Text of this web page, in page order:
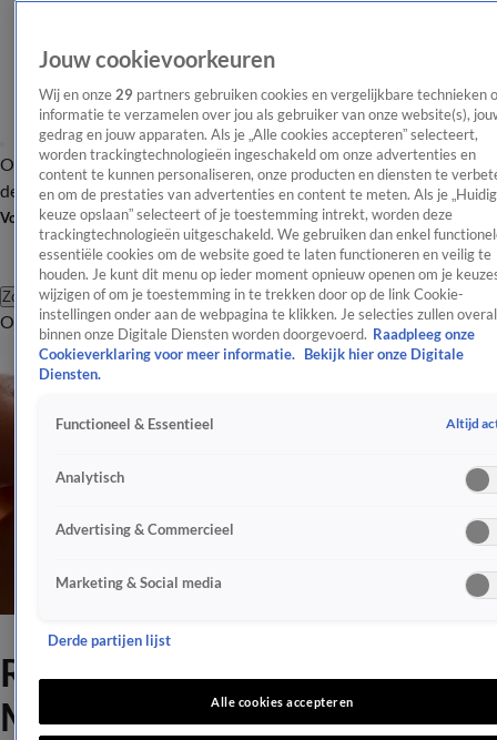
OverzichtAfleveringen Entertainment TV Algemeen
Tip
de redactieNieuwsbrief
Volg Shownieuws
Zoeken
OverzichtEntertainmentSpraakmakendRealityCrimeVideo's
Riverdale-actrice Vanessa
Morgan is zwanger
Jouw cookievoorkeuren
Wij en onze 29 partners gebruiken cookies en vergelijkbare technieken
informatie te verzamelen over jou als gebruiker van onze website(s),
gedrag en jouw apparaten. Als je „Alle cookies accepteren” selecteert,
worden trackingtechnologieën ingeschakeld om onze advertenties en
content te kunnen personaliseren, onze producten en diensten te
en om de prestaties van advertenties en content te meten. Als je
keuze opslaan” selecteert of je toestemming intrekt, worden deze
trackingtechnologieën uitgeschakeld. We gebruiken dan enkel
essentiële cookies om de website goed te laten functioneren en veilig te
houden. Je kunt dit menu op ieder moment opnieuw openen om je
wijzigen of om je toestemming in te trekken door op de link Cookie-
instellingen onder aan de webpagina te klikken. Je selecties zullen overal
binnen onze Digitale Diensten worden doorgevoerd. Raadpleeg onze
Cookieverklaring voor meer informatie.
Bekijk hier onze Digitale
Diensten.
Functioneel & Essentieel Altijd
Analytisch
Advertising & Commercieel
Marketing & Social media
Derde partijen lijst
Alle cookies accepteren